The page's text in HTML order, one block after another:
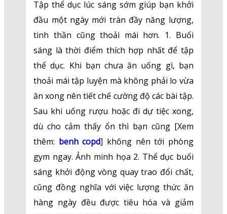
Tập thể dục lúc sáng sớm giúp bạn khởi
đầu một ngày mới tràn đầy năng lượng,
tinh thần cũng thoải mái hơn. 1. Buổi
sáng là thời điểm thích hợp nhất để tập
thể dục. Khi bạn chưa ăn uống gì, bạn
thoải mái tập luyện mà không phải lo vừa
ăn xong nên tiết chế cường độ các bài tập.
Sau khi uống rượu hoặc đi dự tiệc xong,
dù cho cảm thấy ổn thì bạn cũng [Xem
thêm: benh copd] không nên tới phòng
gym ngay. Ảnh minh họa 2. Thể dục buổi
sáng khởi động vòng quay trao đổi chất,
cũng đồng nghĩa với việc lượng thức ăn
hàng ngày đều được tiêu hóa và giảm